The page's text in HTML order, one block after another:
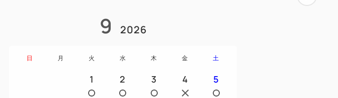
・4Fレストラン「シャルロッテ」
9 2026
日 月 火 水 木 金 土
1 2 3 4 5